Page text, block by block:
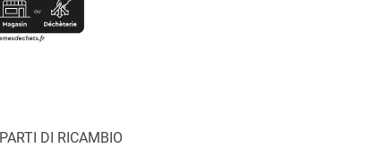
PARTI DI RICAMBIO